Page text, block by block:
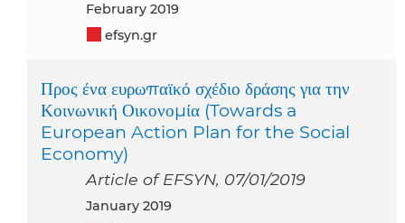
February 2019
efsyn.gr
Προς ένα ευρωπαϊκό σχέδιο δράσης για την
Κοινωνική Οικονομία (Towards a
European Action Plan for the Social
Economy)
Article of EFSYN, 07/01/2019
January 2019